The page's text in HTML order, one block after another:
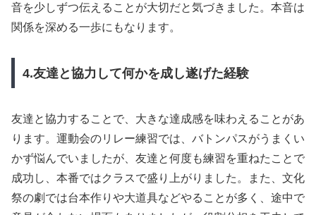
音を少しずつ伝えることが大切だと気づきました。本音は
関係を深める一歩にもなります。
4.友達と協力して何かを成し遂げた経験
友達と協力することで、大きな達成感を味わえることがあ
ります。運動会のリレー練習では、バトンパスがうまくい
かず悩んでいましたが、友達と何度も練習を重ねたことで
成功し、本番ではクラスで盛り上がりました。また、文化
祭の劇では台本作りや大道具などやることが多く、途中で